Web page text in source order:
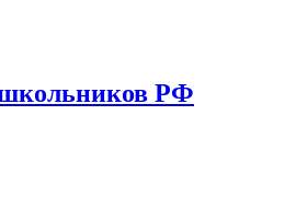
школьников РФ